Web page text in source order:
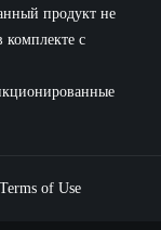
продукт не
комплекте с
Terms of Use